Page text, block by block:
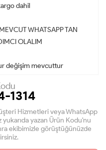
dahil
WHATSAPP TAN
OLALIM
değişim mevcuttur
1314
Hizmetleri veya WhatsApp
yazan Ürün Kodu'nu
ekibimizle görüştüğünüzde